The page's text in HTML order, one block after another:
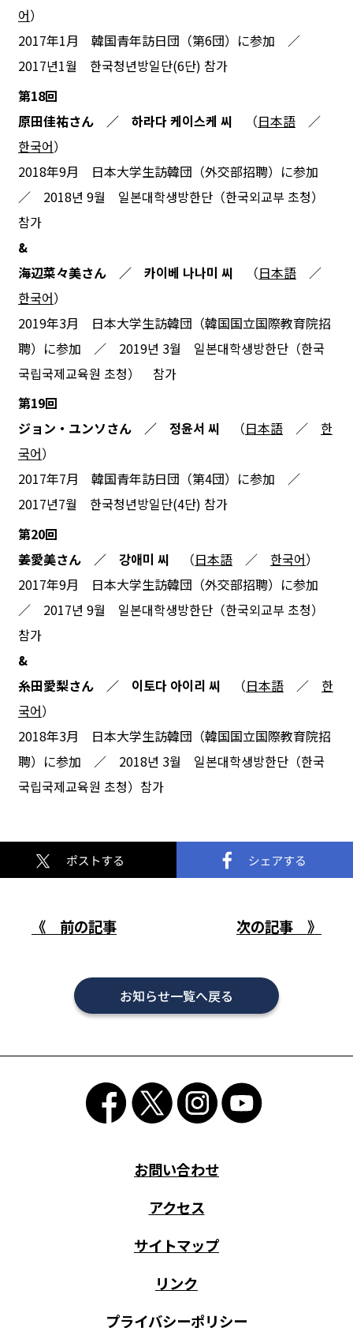
어）
2017年1月 韓国青年訪日団（第6団）に参加 ／
2017년1월 한국청년방일단(6단) 참가
第18回
原田佳祐さん ／ 하라다 케이스케 씨 （日本語／
한국어）
2018年9月 日本大学生訪韓団（外交部招聘）に参加
／ 2018년 9월 일본대학생방한단（한국외교부 초청）
참가
&
海辺菜々美さん ／ 카이베 나나미 씨 （日本語／
한국어）
2019年3月 日本大学生訪韓団（韓国国立国際教育院招
聘）に参加 ／ 2019년 3월 일본대학생방한단（한국
국립국제교육원 초청） 참가
第19回
ジョン・ユンソさん ／ 정윤서 씨 （日本語／ 한
국어）
2017年7月 韓国青年訪日団（第4団）に参加 ／
2017년7월 한국청년방일단(4단) 참가
第20回
姜愛美さん ／ 강애미 씨 （日本語／ 한국어）
2017年9月 日本大学生訪韓団（外交部招聘）に参加
／ 2017년 9월 일본대학생방한단（한국외교부 초청）
참가
&
糸田愛梨さん ／ 이토다 아이리 씨 （日本語／ 한
국어）
2018年3月 日本大学生訪韓団（韓国国立国際教育院招
聘）に参加 ／ 2018년 3월 일본대학생방한단（한국
국립국제교육원 초청）참가
《 前の記事 次の記事 》
お知らせ一覧へ戻る
お問い合わせ
アクセス
サイトマップ
リンク
プライバシーポリシー